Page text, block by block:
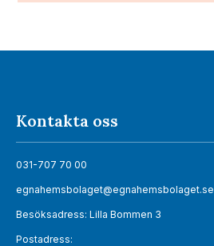
Kontakta oss
031-707 70 00
egnahemsbolaget@egnahemsbolaget.se
Besöksadress: Lilla Bommen 3
Postadress: